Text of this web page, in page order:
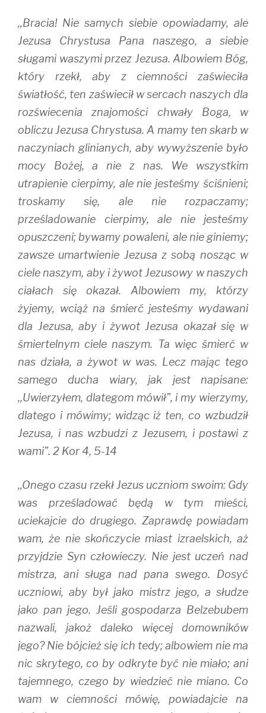
,,Bracia! Nie samych siebie opowiadamy, ale
Jezusa Chrystusa Pana naszego, a siebie
sługami waszymi przez Jezusa. Albowiem Bóg,
który rzekł, aby z ciemności zaświeciła
światłość, ten zaświecił w sercach naszych dla
rozświecenia znajomości chwały Boga, w
obliczu Jezusa Chrystusa. A mamy ten skarb w
naczyniach glinianych, aby wywyższenie było
mocy Bożej, a nie z nas. We wszystkim
utrapienie cierpimy, ale nie jesteśmy ściśnieni;
troskamy się, ale nie rozpaczamy;
prześladowanie cierpimy, ale nie jesteśmy
opuszczeni; bywamy powaleni, ale nie giniemy;
zawsze umartwienie Jezusa z sobą nosząc w
ciele naszym, aby i żywot Jezusowy w naszych
ciałach się okazał. Albowiem my, którzy
żyjemy, wciąż na śmierć jesteśmy wydawani
dla Jezusa, aby i żywot Jezusa okazał się w
śmiertelnym ciele naszym. Ta więc śmierć w
nas działa, a żywot w was. Lecz mając tego
samego ducha wiary, jak jest napisane:
,,Uwierzyłem, dlategom mówił”, i my wierzymy,
dlatego i mówimy; widząc iż ten, co wzbudził
Jezusa, i nas wzbudzi z Jezusem, i postawi z
wami”. 2 Kor 4, 5-14
,,Onego czasu rzekł Jezus uczniom swoim: Gdy
was prześladować będą w tym mieści,
uciekajcie do drugiego. Zaprawdę powiadam
wam, że nie skończycie miast izraelskich, aż
przyjdzie Syn człowieczy. Nie jest uczeń nad
mistrza, ani sługa nad pana swego. Dosyć
uczniowi, aby był jako mistrz jego, a słudze
jako pan jego. Jeśli gospodarza Belzebubem
nazwali, jakoż daleko więcej domowników
jego? Nie bójcież się ich tedy; albowiem nie ma
nic skrytego, co by odkryte być nie miało; ani
tajemnego, czego by wiedzieć nie miano. Co
wam w ciemności mówię, powiadajcie na